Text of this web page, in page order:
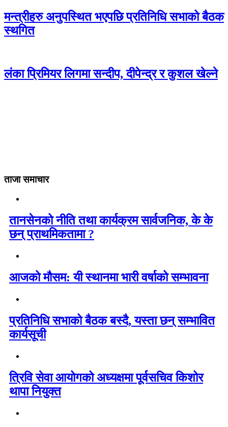
मन्त्रीहरु अनुपस्थित भएपछि प्रतिनिधि सभाको बैठक
स्थगित
लंका प्रिमियर लिगमा सन्दीप, दीपेन्द्र र कुशल खेल्ने
ताजा समाचार
तानसेनको नीति तथा कार्यक्रम सार्वजनिक, के के
छन् प्राथमिकतामा ?
आजको मौसम: यी स्थानमा भारी वर्षाको सम्भावना
प्रतिनिधि सभाको बैठक बस्दै, यस्ता छन् सम्भावित
कार्यसूची
त्रिवि सेवा आयोगको अध्यक्षमा पूर्वसचिव किशोर
थापा नियुक्त